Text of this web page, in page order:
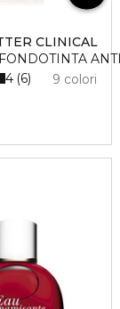
CLINICAL
9 colori
4 6